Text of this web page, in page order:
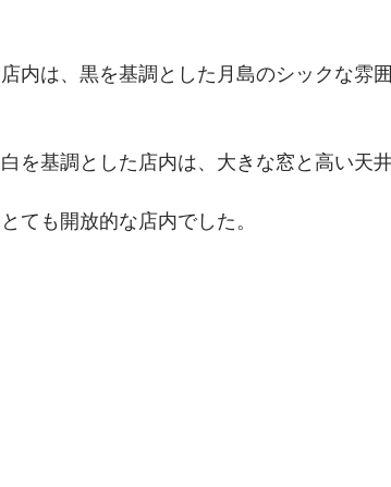
店内は、黒を基調とした月島のシックな雰
白を基調とした店内は、大きな窓と高い天
とても開放的な店内でした。